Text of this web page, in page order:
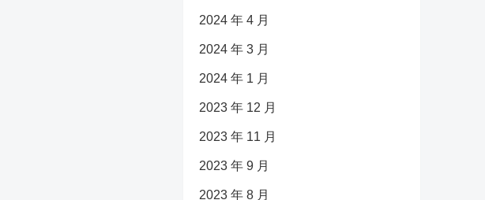
2024 年 4 月
2024 年 3 月
2024 年 1 月
2023 年 12 月
2023 年 11 月
2023 年 9 月
2023 年 8 月